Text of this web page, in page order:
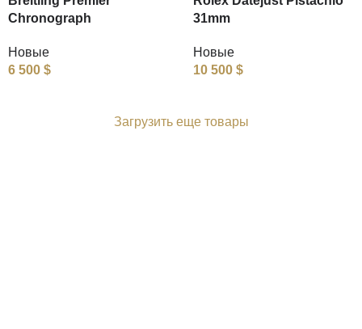
Chronograph
Новые
6 500 $
31mm
Новые
10 500 $
Загрузить еще товары